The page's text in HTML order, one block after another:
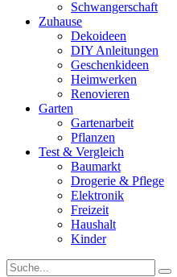
Schwangerschaft
Zuhause
Dekoideen
DIY Anleitungen
Geschenkideen
Heimwerken
Renovieren
Garten
Gartenarbeit
Pflanzen
Test & Vergleich
Baumarkt
Drogerie & Pflege
Elektronik
Freizeit
Haushalt
Kinder